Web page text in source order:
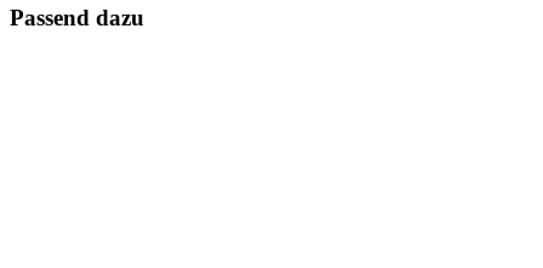
Passend dazu